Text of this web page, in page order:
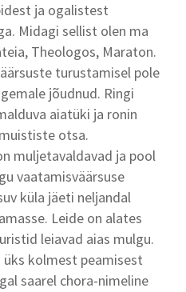
ja ogalistest
Midagi sellist olen ma
Theologos, Maraton.
turustamisel pole
jõudnud. Ringi
aiatüki ja ronin
otsa.
muljetavaldavad ja pool
vaatamisväärsuse
küla jäeti neljandal
Leide on alates
leiavad aias mulgu.
üks kolmest peamisest
saarel chora-nimeline